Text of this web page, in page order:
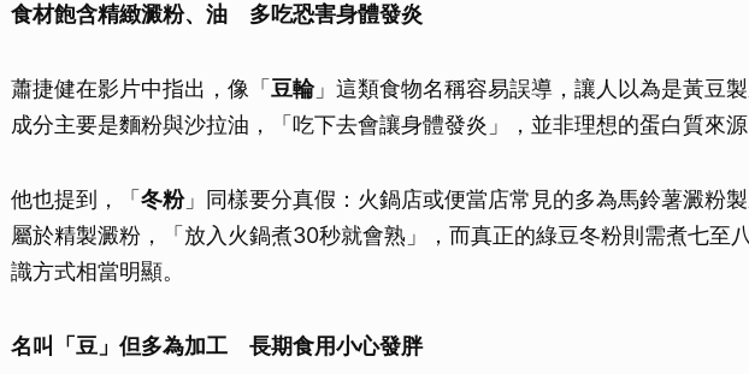
食材飽含精緻澱粉、油 多吃恐害身體發炎
蕭捷健在影片中指出，像「 豆輪」這類食物名稱容易誤導，讓人以為是黃豆
成分主要是麵粉與沙拉油，「吃下去會讓身體發炎」，並非理想的蛋白質來源
他也提到，「 冬粉」同樣要分真假：火鍋店或便當店常見的多為馬鈴薯澱粉製
屬於精製澱粉，「放入火鍋煮30秒就會熟」，而真正的綠豆冬粉則需煮七至
識方式相當明顯。
名叫「豆」但多為加工 長期食用小心發胖